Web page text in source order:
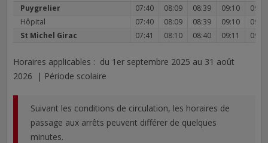
Puygrelier
Hôpital
St Michel Girac
07:40
08:09 08:39 09:10
09:47
07:40
08:09 08:39 09:10
09:48
07:41
08:10 08:40 09:11 09:49
Horaires applicables : du 1er septembre 2025 au 31 août
2026 | Période scolaire
Suivant les conditions de circulation, les horaires de
passage aux arrêts peuvent différer de quelques
minutes.